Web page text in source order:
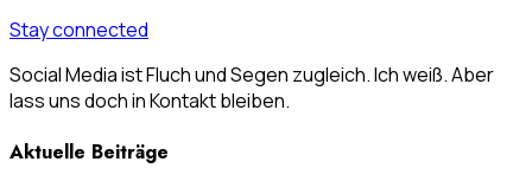
Stay connected
Social Media ist Fluch und Segen zugleich. Ich weiß. Aber
lass uns doch in Kontakt bleiben.
Aktuelle Beiträge